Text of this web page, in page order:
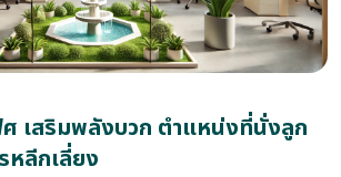
เสริมพลังบวก ตำแหน่งที่นั่งลูก
หลีกเลี่ยง